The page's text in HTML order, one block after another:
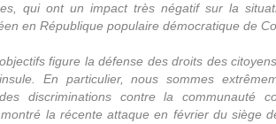
qui ont un impact très négatif sur la
en République populaire démocratique de
figure la défense des droits des
En particulier, nous sommes
discriminations contre la communauté
la récente attaque en février du siège